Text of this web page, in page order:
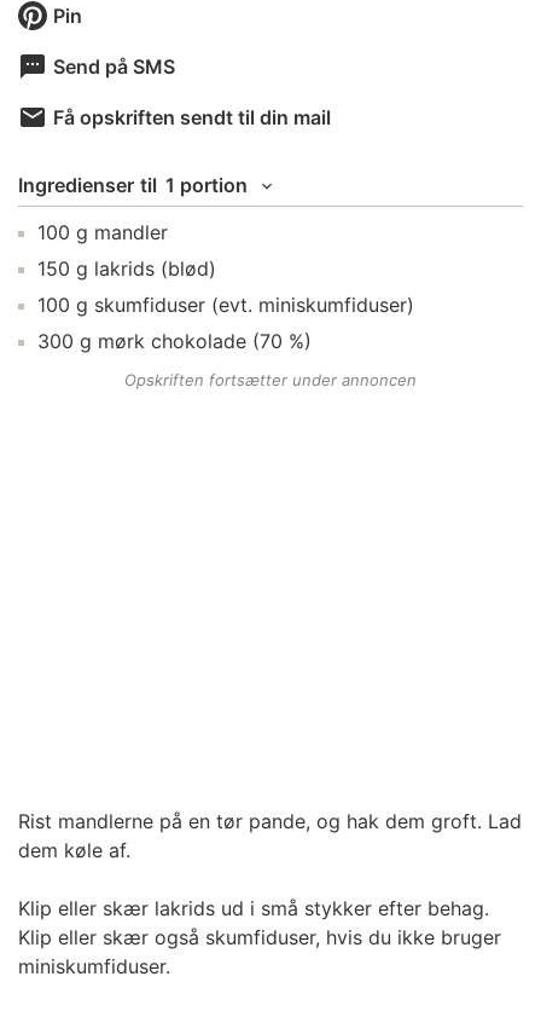
Pin
Send på SMS
Få opskriften sendt til din mail
Ingredienser til 1 portion
100 g mandler
150 g lakrids (blød)
100 g skumfiduser (evt. miniskumfiduser)
300 g mørk chokolade (70 %)
Opskriften fortsætter under annoncen
Rist mandlerne på en tør pande, og hak dem groft. Lad
dem køle af.
Klip eller skær lakrids ud i små stykker efter behag.
Klip eller skær også skumfiduser, hvis du ikke bruger
miniskumfiduser.